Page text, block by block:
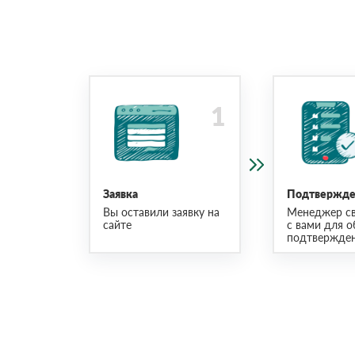
Заявка
Вы оставили заявку на
сайте
Менеджер
с вами для